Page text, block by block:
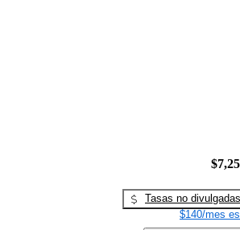
Tasas no divulgadas
$140/mes